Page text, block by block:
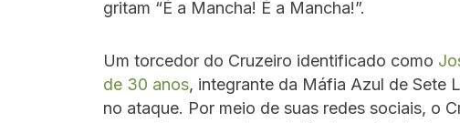
gritam “É a Mancha! É a Mancha!”.
Um torcedor do Cruzeiro identificado como
de 30 anos, integrante da Máfia Azul de Sete
no ataque. Por meio de suas redes sociais, o